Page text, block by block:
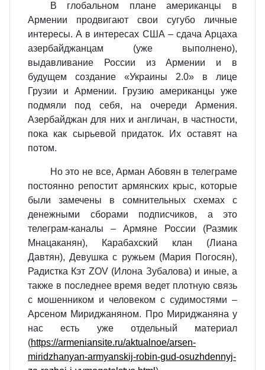
В глобальном плане американцы в
Армении продвигают свои сугубо личные
интересы. А в интересах США – сдача Арцаха
азербайджанцам (уже выполнено),
выдавливание России из Армении и в
будущем создание «Украины 2.0» в лице
Грузии и Армении. Грузию американцы уже
подмяли под себя, на очереди Армения.
Азербайджан для них и англичан, в частности,
пока как сырьевой придаток. Их оставят на
потом.
Но это не все, Арман Абовян в телеграме
постоянно репостит армянских крыс, которые
были замечены в сомнительных схемах с
денежными сборами подписчиков, а это
телеграм-каналы – Армяне России (Размик
Мнацаканян), Карабахский клан (Лиана
Давтян), Девушка с ружьем (Мария Погосян),
Радистка Кэт ZOV (Илона Зубалова)и иные, а
также в последнее время ведет плотную связь
с мошенником и человеком с судимостями –
Арсеном Мириджаняном. Про Мириджаняна у
нас есть уже отдельный материал
(https://armeniansite.ru/aktualnoe/arsen-
miridzhanyan-armyanskij-robin-gud-osuzhdennyj-